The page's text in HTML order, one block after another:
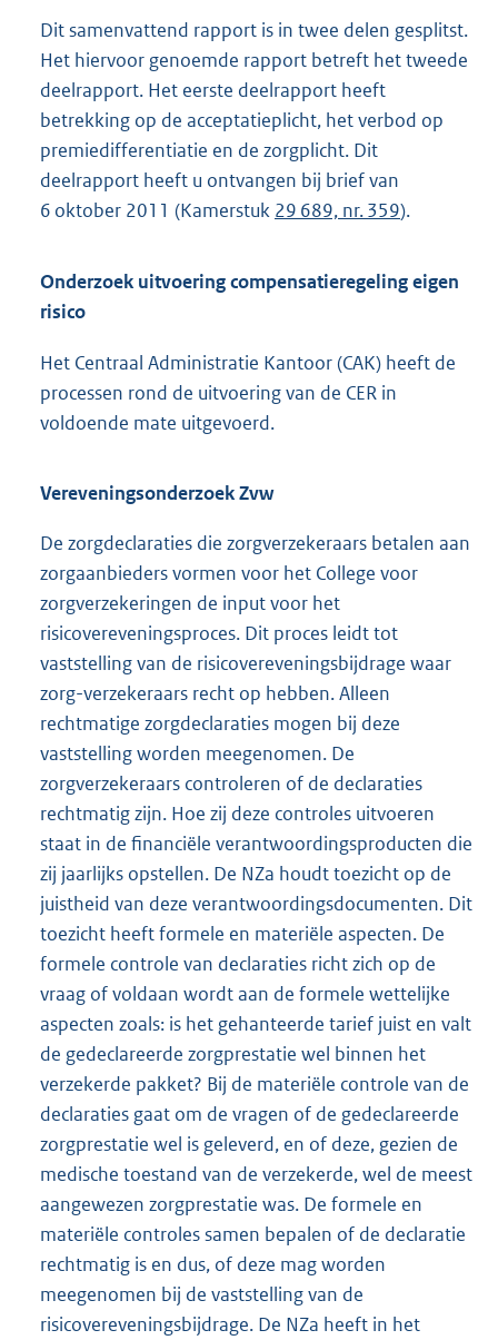
Dit samenvattend rapport is in twee delen gesplitst.
Het hiervoor genoemde rapport betreft het tweede
deelrapport. Het eerste deelrapport heeft
betrekking op de acceptatieplicht, het verbod op
premiedifferentiatie en de zorgplicht. Dit
deelrapport heeft u ontvangen bij brief van
6 oktober 2011 (Kamerstuk 29 689, nr. 359).
Onderzoek uitvoering compensatieregeling eigen
risico
Het Centraal Administratie Kantoor (CAK) heeft de
processen rond de uitvoering van de CER in
voldoende mate uitgevoerd.
Vereveningsonderzoek Zvw
De zorgdeclaraties die zorgverzekeraars betalen aan
zorgaanbieders vormen voor het College voor
zorgverzekeringen de input voor het
risicovereveningsproces. Dit proces leidt tot
vaststelling van de risicovereveningsbijdrage waar
zorg-verzekeraars recht op hebben. Alleen
rechtmatige zorgdeclaraties mogen bij deze
vaststelling worden meegenomen. De
zorgverzekeraars controleren of de declaraties
rechtmatig zijn. Hoe zij deze controles uitvoeren
staat in de financiële verantwoordingsproducten die
zij jaarlijks opstellen. De NZa houdt toezicht op de
juistheid van deze verantwoordingsdocumenten. Dit
toezicht heeft formele en materiële aspecten. De
formele controle van declaraties richt zich op de
vraag of voldaan wordt aan de formele wettelijke
aspecten zoals: is het gehanteerde tarief juist en valt
de gedeclareerde zorgprestatie wel binnen het
verzekerde pakket? Bij de materiële controle van de
declaraties gaat om de vragen of de gedeclareerde
zorgprestatie wel is geleverd, en of deze, gezien de
medische toestand van de verzekerde, wel de meest
aangewezen zorgprestatie was. De formele en
materiële controles samen bepalen of de declaratie
rechtmatig is en dus, of deze mag worden
meegenomen bij de vaststelling van de
risicovereveningsbijdrage. De NZa heeft in het